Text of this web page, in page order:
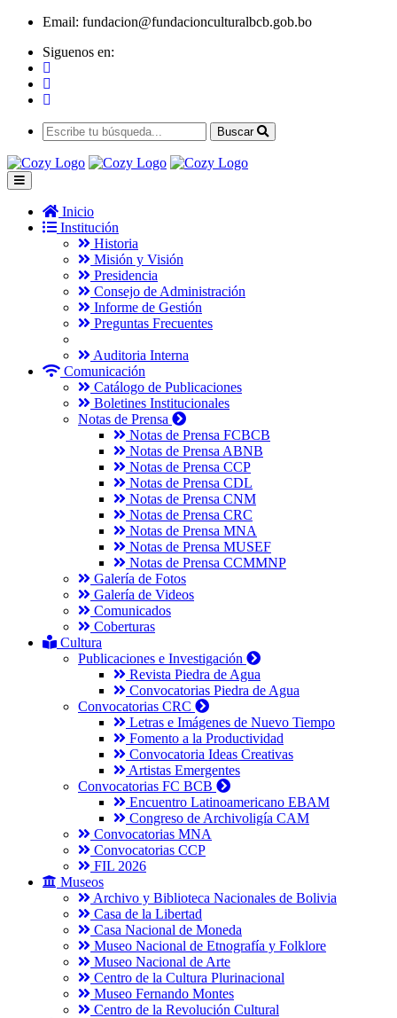
Email: fundacion@fundacionculturalbcb.gob.bo
Siguenos en:
Buscar
Inicio
Institución
Historia
Misión y Visión
Presidencia
Consejo de Administración
Informe de Gestión
Preguntas Frecuentes
Auditoria Interna
Comunicación
Catálogo de Publicaciones
Boletines Institucionales
Notas de Prensa
Notas de Prensa FCBCB
Notas de Prensa ABNB
Notas de Prensa CCP
Notas de Prensa CDL
Notas de Prensa CNM
Notas de Prensa CRC
Notas de Prensa MNA
Notas de Prensa MUSEF
Notas de Prensa CCMMNP
Galería de Fotos
Galería de Videos
Comunicados
Coberturas
Cultura
Publicaciones e Investigación
Revista Piedra de Agua
Convocatorias Piedra de Agua
Convocatorias CRC
Letras e Imágenes de Nuevo Tiempo
Fomento a la Productividad
Convocatoria Ideas Creativas
Artistas Emergentes
Convocatorias FC BCB
Encuentro Latinoamericano EBAM
Congreso de Archivoligía CAM
Convocatorias MNA
Convocatorias CCP
FIL 2026
Museos
Archivo y Biblioteca Nacionales de Bolivia
Casa de la Libertad
Casa Nacional de Moneda
Museo Nacional de Etnografía y Folklore
Museo Nacional de Arte
Centro de la Cultura Plurinacional
Museo Fernando Montes
Centro de la Revolución Cultural